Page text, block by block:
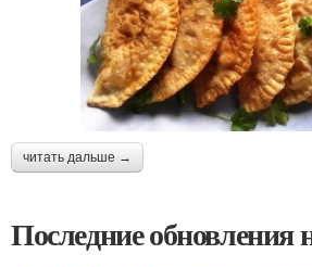
читать дальше →
Последние обновления